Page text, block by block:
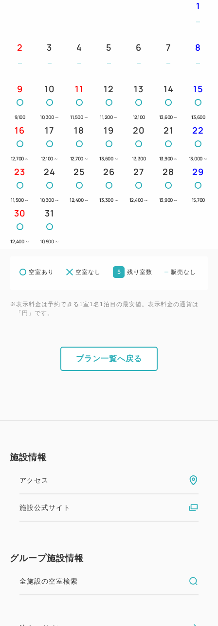
1
2 3 4 5 6 7 8
9
9,100
10
10,300 ～
11
11,500 ～
12
11,200 ～
13
12,100
14
13,600 ～
15
13,600
16
12,700 ～
17
12,100 ～
18
12,700 ～
19
13,600 ～
20
13,300
21
13,900 ～
22
13,000 ～
23
11,500 ～
24
10,300 ～
25
12,400 ～
26
13,300 ～
27
12,400 ～
28
13,900 ～
29
15,700
30
12,400 ～
31
10,900 ～
空室あり 空室なし 5 残り室数 販売なし
※表示料金は予約できる1室1名1泊目の最安値。表示料金の通貨は
「円」です。
プラン一覧へ戻る
施設情報
アクセス
施設公式サイト
グループ施設情報
全施設の空室検索